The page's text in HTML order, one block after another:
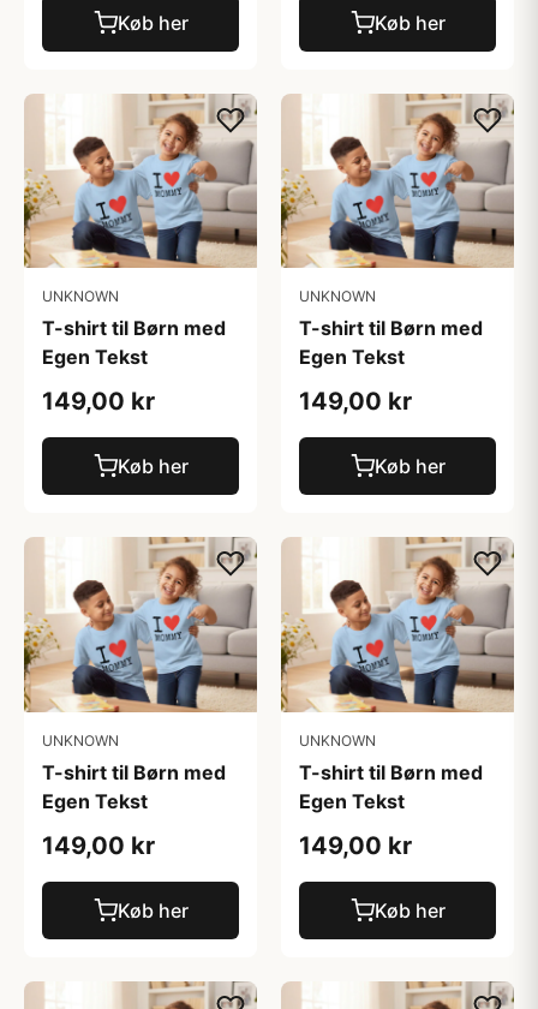
Køb her Køb her
UNKNOWN
T-shirt til Børn med
Egen Tekst
149,00 kr
Køb her
UNKNOWN
T-shirt til Børn med
Egen Tekst
149,00 kr
Køb her
UNKNOWN
T-shirt til Børn med
Egen Tekst
149,00 kr
Køb her
UNKNOWN
T-shirt til Børn med
Egen Tekst
149,00 kr
Køb her